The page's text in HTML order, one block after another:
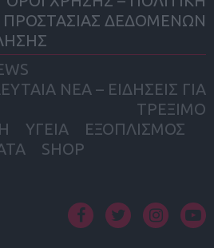
ΠΡΟΣΤΑΣΙΑΣ ΔΕΔΟΜΕΝΩΝ
ΝΕΑ – ΕΙΔΗΣΕΙΣ ΓΙΑ
ΤΡΕΞΙΜΟ
ΥΓΕΙΑ
ΕΞΟΠΛΙΣΜΟΣ
SHOP